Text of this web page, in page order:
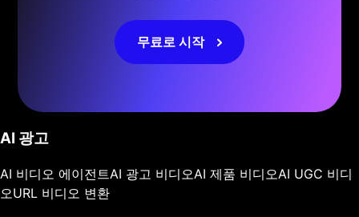
무료로 시작
AI 광고
AI 비디오 에이전트AI 광고 비디오AI 제품 비디오AI UGC 비디
오URL 비디오 변환